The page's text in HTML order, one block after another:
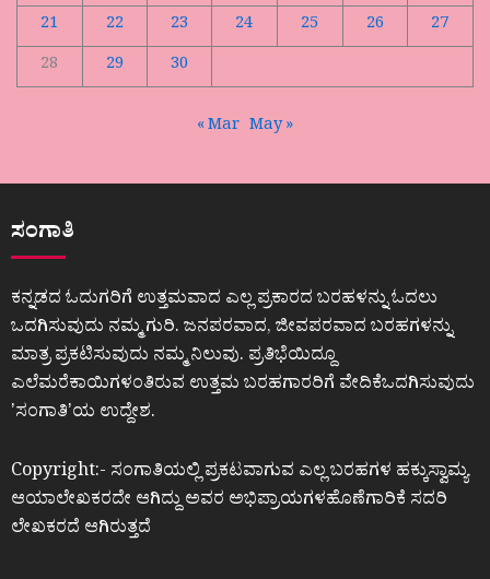
21
22 23 24 25 26
27
28
29 30
« Mar May »
ಸಂಗಾತಿ
ಕನ್ನಡದ ಓದುಗರಿಗೆ ಉತ್ತಮವಾದ ಎಲ್ಲ ಪ್ರಕಾರದ ಬರಹಳನ್ನು ಓದಲು
ಒದಗಿಸುವುದು ನಮ್ಮ ಗುರಿ. ಜನಪರವಾದ, ಜೀವಪರವಾದ ಬರಹಗಳನ್ನು
ಮಾತ್ರ ಪ್ರಕಟಿಸುವುದು ನಮ್ಮ ನಿಲುವು. ಪ್ರತಿಭೆಯಿದ್ದೂ
ಎಲೆಮರೆಕಾಯಿಗಳಂತಿರುವ ಉತ್ತಮ ಬರಹಗಾರರಿಗೆ ವೇದಿಕೆಒದಗಿಸುವುದು
ʼಸಂಗಾತಿʼಯ ಉದ್ದೇಶ.
Copyright:- ಸಂಗಾತಿಯಲ್ಲಿ ಪ್ರಕಟವಾಗುವ ಎಲ್ಲ ಬರಹಗಳ ಹಕ್ಕುಸ್ವಾಮ್ಯ
ಆಯಾಲೇಖಕರದೇ ಆಗಿದ್ದು ಅವರ ಅಭಿಪ್ರಾಯಗಳಹೊಣೆಗಾರಿಕೆ ಸದರಿ
ಲೇಖಕರದೆ ಆಗಿರುತ್ತದೆ